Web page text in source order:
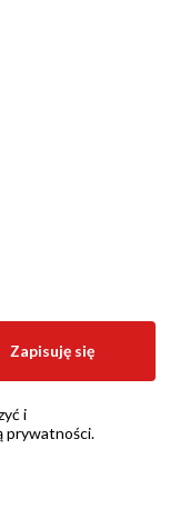
Zapisuję się
i
prywatności.